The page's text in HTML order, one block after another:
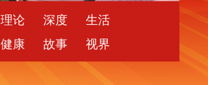
理论 深度
生活
健康
故事 视界